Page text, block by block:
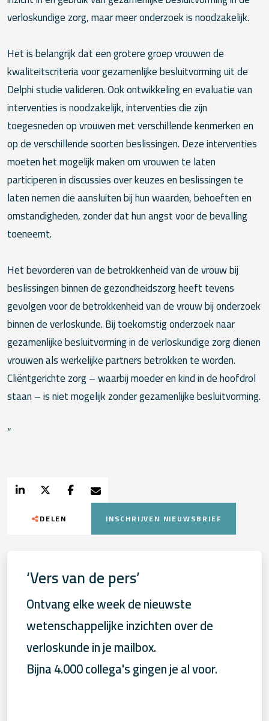
verloskundige zorg, maar meer onderzoek is noodzakelijk.
Het is belangrijk dat een grotere groep vrouwen de
kwaliteitscriteria voor gezamenlijke besluitvorming uit de
Delphi studie valideren. Ook ontwikkeling en evaluatie van
interventies is noodzakelijk, interventies die zijn
toegesneden op vrouwen met verschillende kenmerken en
op de verschillende soorten beslissingen. Deze interventies
moeten het mogelijk maken om vrouwen te laten
participeren in discussies over keuzes en beslissingen te
laten nemen die aansluiten bij hun waarden, behoeften en
omstandigheden, zonder dat hun angst voor de bevalling
toeneemt.
Het bevorderen van de betrokkenheid van de vrouw bij
beslissingen binnen de gezondheidszorg heeft tevens
gevolgen voor de betrokkenheid van de vrouw bij onderzoek
binnen de verloskunde. Bij toekomstig onderzoek naar
gezamenlijke besluitvorming in de verloskundige zorg dienen
vrouwen als werkelijke partners betrokken te worden.
Cliëntgerichte zorg – waarbij moeder en kind in de hoofdrol
staan – is niet mogelijk zonder gezamenlijke besluitvorming.
“
DELEN INSCHRIJVEN NIEUWSBRIEF
‘Vers van de pers’
Ontvang elke week de nieuwste
wetenschappelijke inzichten over de
verloskunde in je mailbox.
Bijna 4.000 collega's gingen je al voor.